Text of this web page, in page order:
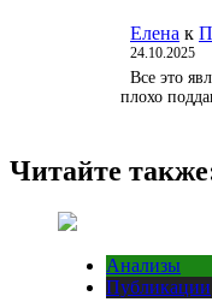
Елена к
24.10.2025
Все это
плохо
Читайте
Анализы
Публикации